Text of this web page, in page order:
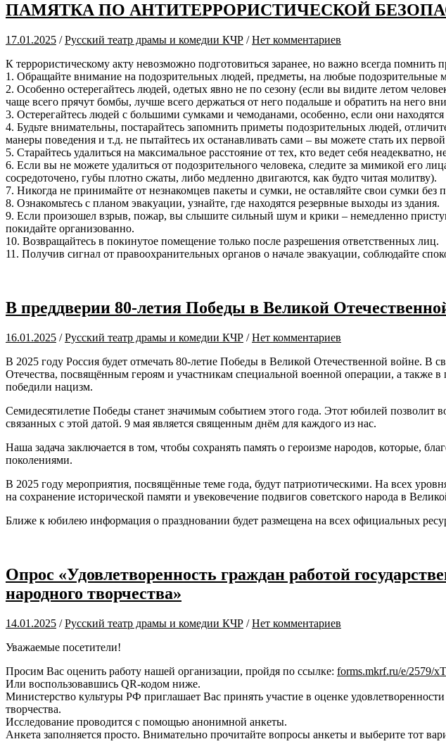
ПАМЯТКА ПО АНТИТЕРРОРИСТИЧЕСКОЙ
17.01.2025 /Русский театр драмы и комедии КЧР /Нет комментариев
К террористическому акту невозможно подготовиться заранее, но важно всегда помнить
1. Обращайте внимание на подозрительных людей, предметы, на любые подозрительные
2. Особенно остерегайтесь людей, одетых явно не по сезону (если вы видите летом
чаще всего прячут бомбы, лучше всего держаться от него подальше и обратить на него
3. Остерегайтесь людей с большими сумками и чемоданами, особенно, если они
4. Будьте внимательны, постарайтесь запомнить приметы подозрительных людей,
манеры поведения и т.д. не пытайтесь их останавливать сами – вы можете стать их
5. Старайтесь удалиться на максимальное расстояние от тех, кто ведет себя
6. Если вы не можете удалиться от подозрительного человека, следите за мимикой его
сосредоточено, губы плотно сжаты, либо медленно двигаются, как будто читая молитву).
7. Никогда не принимайте от незнакомцев пакеты и сумки, не оставляйте свои сумки без
8. Ознакомьтесь с планом эвакуации, узнайте, где находятся резервные выходы из здания.
9. Если произошел взрыв, пожар, вы слышите сильный шум и крики – немедленно
покидайте организованно.
10. Возвращайтесь в покинутое помещение только после разрешения ответственных лиц.
11. Получив сигнал от правоохранительных органов о начале эвакуации, соблюдайте
В преддверии 80-летия Победы в Великой
16.01.2025 /Русский театр драмы и комедии КЧР /Нет комментариев
В 2025 году Россия будет отмечать 80-летие Победы в Великой Отечественной войне.
Отечества, посвящённым героям и участникам специальной военной операции, а также
победили нацизм.
Семидесятилетие Победы станет значимым событием этого года. Этот юбилей позволит
связанных с этой датой. 9 мая является священным днём для каждого из нас.
Наша задача заключается в том, чтобы сохранять память о героизме народов, которые,
поколениями.
В 2025 году мероприятия, посвящённые теме года, будут патриотическими. На всех
на сохранение исторической памяти и увековечение подвигов советского народа в
Ближе к юбилею информация о праздновании будет размещена на всех официальных
Опрос «Удовлетворенность граждан работой
народного творчества»
14.01.2025 /Русский театр драмы и комедии КЧР /Нет комментариев
Уважаемые посетители!
Просим Вас оценить работу нашей организации, пройдя по ссылке: forms.mkrf.ru/e/2579/
Или воспользовавшись QR-кодом ниже.
Министерство культуры РФ приглашает Вас принять участие в оценке
творчества.
Исследование проводится с помощью анонимной анкеты.
Анкета заполняется просто. Внимательно прочитайте вопросы анкеты и выберите тот